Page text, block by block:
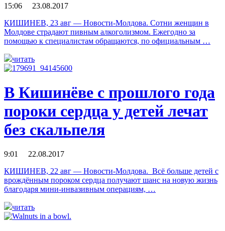
15:06 23.08.2017
КИШИНЕВ, 23 авг — Новости-Молдова. Сотни женщин в
Молдове страдают пивным алкоголизмом. Ежегодно за
помощью к специалистам обращаются, по официальным …
читать
В Кишинёве с прошлого года
пороки сердца у детей лечат
без скальпеля
9:01 22.08.2017
КИШИНЕВ, 22 авг — Новости-Молдова. Всё больше детей с
врождённым пороком сердца получают шанс на новую жизнь
благодаря мини-инвазивным операциям, …
читать